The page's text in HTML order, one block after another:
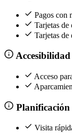
Pagos con
Tarjetas de
Tarjetas de
Accesibilidad
Acceso
Planificación
Visita